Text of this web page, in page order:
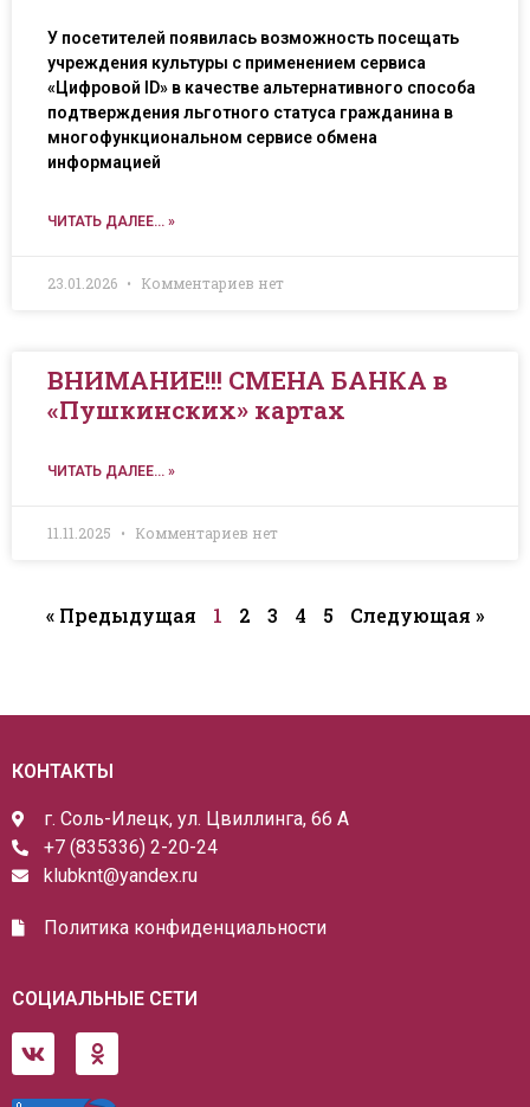
У посетителей появилась возможность посещать
учреждения культуры с применением сервиса
«Цифровой ID» в качестве альтернативного способа
подтверждения льготного статуса гражданина в
многофункциональном сервисе обмена
информацией
ЧИТАТЬ ДАЛЕЕ... »
23.01.2026 Комментариев нет
ВНИМАНИЕ!!! СМЕНА БАНКА в
«Пушкинских» картах
ЧИТАТЬ ДАЛЕЕ... »
11.11.2025 Комментариев нет
« Предыдущая 1 2 3 4 5 Следующая »
КОНТАКТЫ
г. Соль-Илецк, ул. Цвиллинга, 66 А
+7 (835336) 2-20-24
klubknt@yandex.ru
Политика конфиденциальности
СОЦИАЛЬНЫЕ СЕТИ